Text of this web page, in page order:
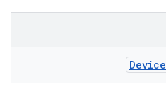
Device